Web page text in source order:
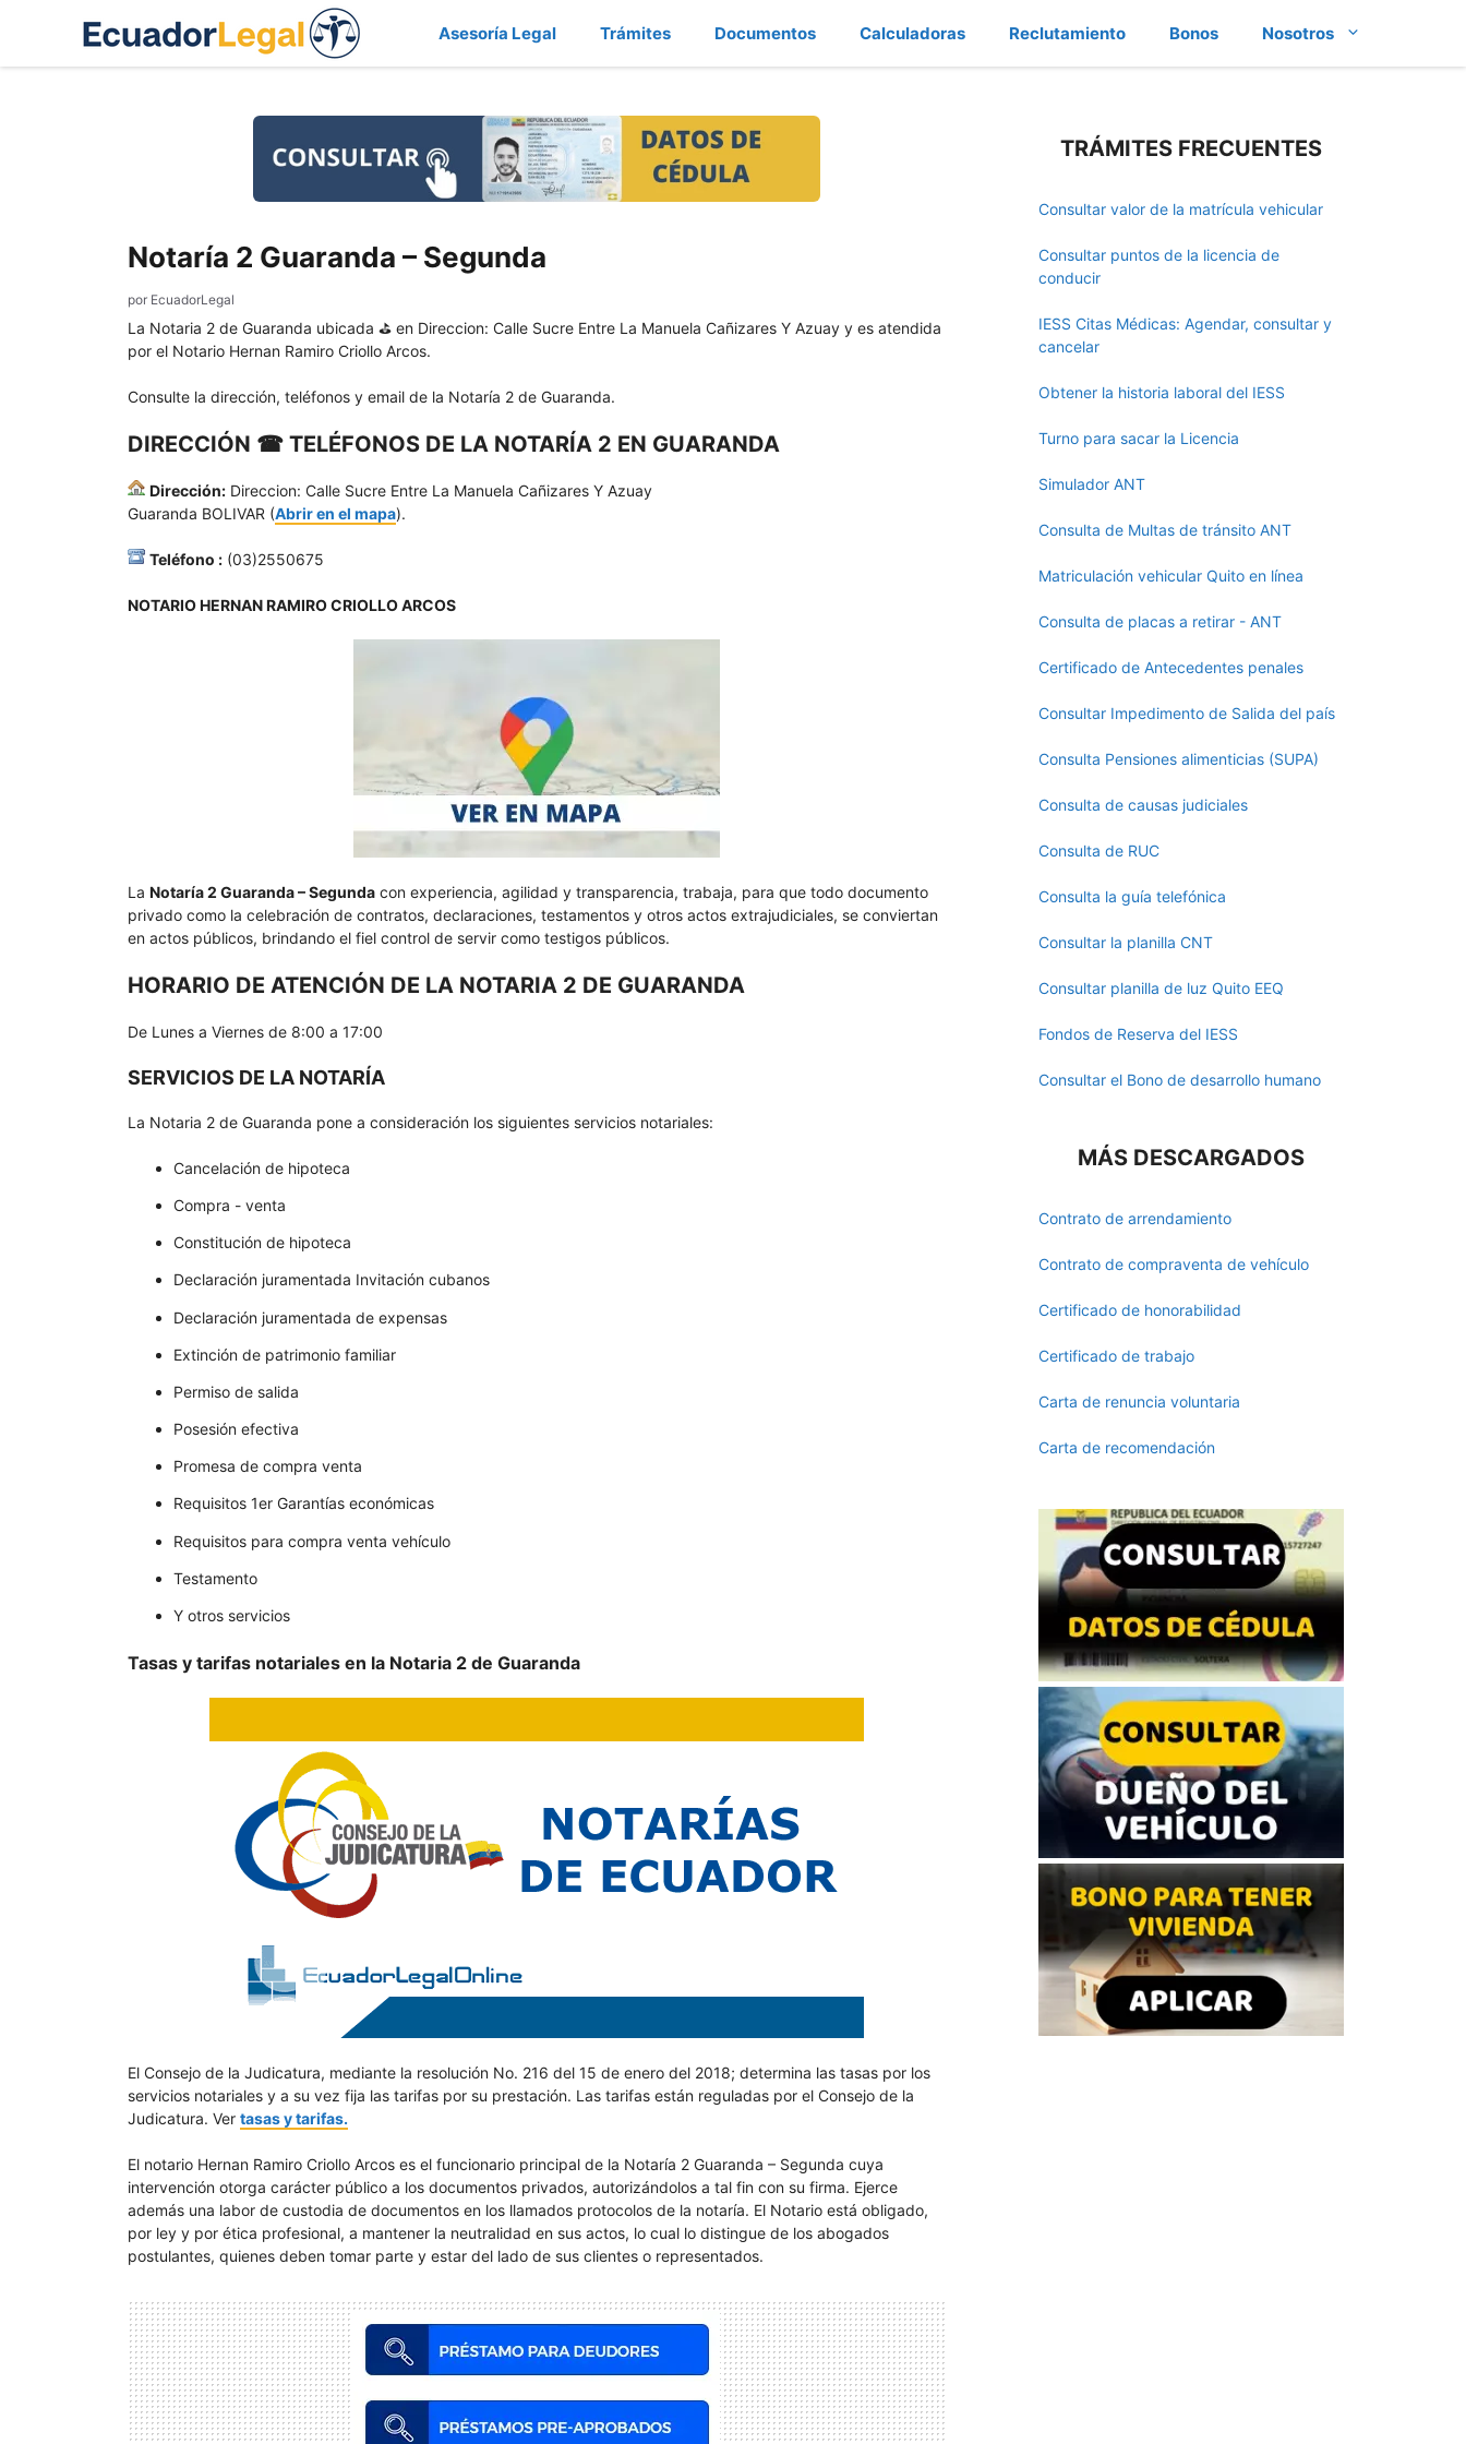
Asesoría Legal Trámites Documentos Calculadoras Reclutamiento Bonos Nosotros
Notaría 2 Guaranda – Segunda
por EcuadorLegal
La Notaria 2 de Guaranda ubicada ⛳ en Direccion: Calle Sucre Entre La Manuela Cañizares Y Azuay y es atendida
por el Notario Hernan Ramiro Criollo Arcos.
Consulte la dirección, teléfonos y email de la Notaría 2 de Guaranda.
DIRECCIÓN ☎ TELÉFONOS DE LA NOTARÍA 2 EN GUARANDA
Dirección: Direccion: Calle Sucre Entre La Manuela Cañizares Y Azuay
Guaranda BOLIVAR (Abrir en el mapa).
Teléfono : (03)2550675
NOTARIO HERNAN RAMIRO CRIOLLO ARCOS
La Notaría 2 Guaranda – Segunda con experiencia, agilidad y transparencia, trabaja, para que todo documento
privado como la celebración de contratos, declaraciones, testamentos y otros actos extrajudiciales, se conviertan
en actos públicos, brindando el fiel control de servir como testigos públicos.
HORARIO DE ATENCIÓN DE LA NOTARIA 2 DE GUARANDA
De Lunes a Viernes de 8:00 a 17:00
SERVICIOS DE LA NOTARÍA
La Notaria 2 de Guaranda pone a consideración los siguientes servicios notariales:
Cancelación de hipoteca
Compra - venta
Constitución de hipoteca
Declaración juramentada Invitación cubanos
Declaración juramentada de expensas
Extinción de patrimonio familiar
Permiso de salida
Posesión efectiva
Promesa de compra venta
Requisitos 1er Garantías económicas
Requisitos para compra venta vehículo
Testamento
Y otros servicios
Tasas y tarifas notariales en la Notaria 2 de Guaranda
El Consejo de la Judicatura, mediante la resolución No. 216 del 15 de enero del 2018; determina las tasas por los
servicios notariales y a su vez fija las tarifas por su prestación. Las tarifas están reguladas por el Consejo de la
Judicatura. Ver tasas y tarifas.
El notario Hernan Ramiro Criollo Arcos es el funcionario principal de la Notaría 2 Guaranda – Segunda cuya
intervención otorga carácter público a los documentos privados, autorizándolos a tal fin con su firma. Ejerce
además una labor de custodia de documentos en los llamados protocolos de la notaría. El Notario está obligado,
por ley y por ética profesional, a mantener la neutralidad en sus actos, lo cual lo distingue de los abogados
postulantes, quienes deben tomar parte y estar del lado de sus clientes o representados.
TRÁMITES FRECUENTES
Consultar valor de la matrícula vehicular
Consultar puntos de la licencia de
conducir
IESS Citas Médicas: Agendar, consultar y
cancelar
Obtener la historia laboral del IESS
Turno para sacar la Licencia
Simulador ANT
Consulta de Multas de tránsito ANT
Matriculación vehicular Quito en línea
Consulta de placas a retirar - ANT
Certificado de Antecedentes penales
Consultar Impedimento de Salida del país
Consulta Pensiones alimenticias (SUPA)
Consulta de causas judiciales
Consulta de RUC
Consulta la guía telefónica
Consultar la planilla CNT
Consultar planilla de luz Quito EEQ
Fondos de Reserva del IESS
Consultar el Bono de desarrollo humano
MÁS DESCARGADOS
Contrato de arrendamiento
Contrato de compraventa de vehículo
Certificado de honorabilidad
Certificado de trabajo
Carta de renuncia voluntaria
Carta de recomendación